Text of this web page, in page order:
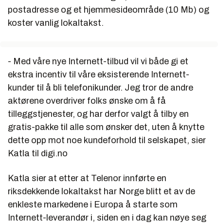
postadresse og et hjemmesideområde (10 Mb) og
koster vanlig lokaltakst.
- Med våre nye Internett-tilbud vil vi både gi et
ekstra incentiv til våre eksisterende Internett-
kunder til å bli telefonikunder. Jeg tror de andre
aktørene overdriver folks ønske om å få
tilleggstjenester, og har derfor valgt å tilby en
gratis-pakke til alle som ønsker det, uten å knytte
dette opp mot noe kundeforhold til selskapet, sier
Katla til digi.no
Katla sier at etter at Telenor innførte en
riksdekkende lokaltakst har Norge blitt et av de
enkleste markedene i Europa å starte som
Internett-leverandør i, siden en i dag kan nøye seg